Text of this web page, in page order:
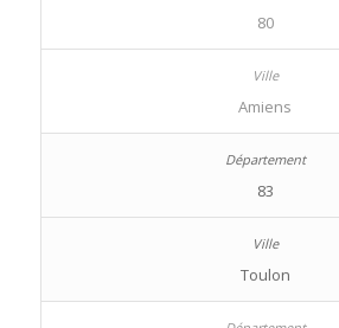
80
Amiens
83
Toulon